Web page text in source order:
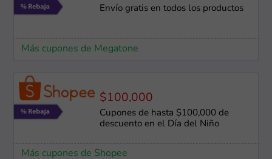
Envío gratis en todos los productos
Más cupones de Megatone
$100,000
Cupones de hasta $100,000 de
descuento en el Día del Niño
Más cupones de Shopee